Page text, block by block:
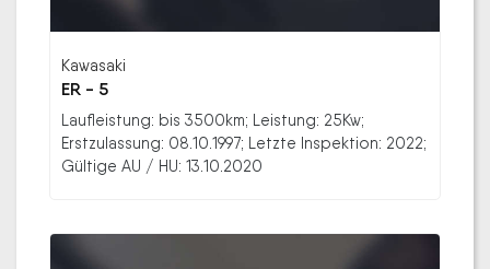
Kawasaki
ER - 5
Laufleistung: bis 3500km; Leistung: 25Kw;
Erstzulassung: 08.10.1997; Letzte Inspektion: 2022;
Gültige AU / HU: 13.10.2020